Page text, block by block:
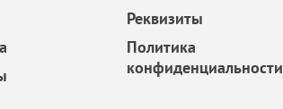
Реквизиты
Политика
конфиденциальности